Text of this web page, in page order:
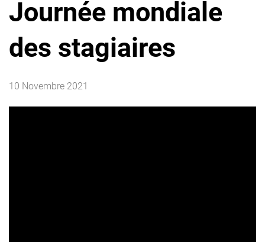
Journée mondiale
des stagiaires
10 Novembre 2021